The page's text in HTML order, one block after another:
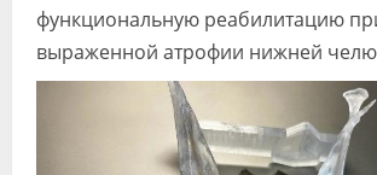
функциональную реабилитацию
выраженной атрофии нижней